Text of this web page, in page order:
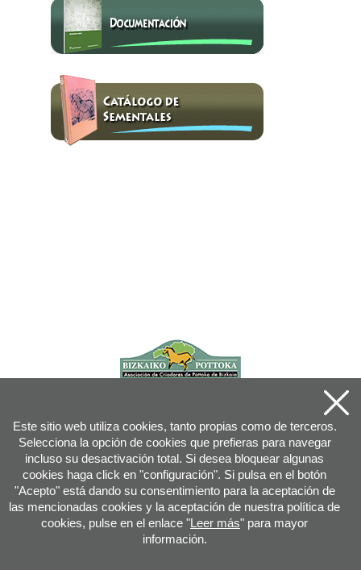
Este sitio web utiliza cookies, tanto propias como de terceros.
Selecciona la opción de cookies que prefieras para navegar
incluso su desactivación total. Si desea bloquear algunas
cookies haga click en "configuración". Si pulsa en el botón
"Acepto" está dando su consentimiento para la aceptación de
las mencionadas cookies y la aceptación de nuestra política de
cookies, pulse en el enlace "Leer más" para mayor
información.